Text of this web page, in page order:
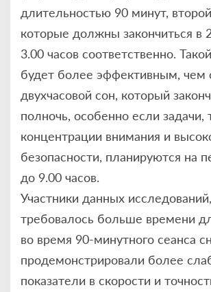
длительностью 90 минут,
которые должны закончиться в
3.00 часов соответственно.
будет более эффективным, чем
двухчасовой сон, который
полночь, особенно если
концентрации внимания и
безопасности, планируются на
до 9.00 часов.
Участники данных
требовалось больше времени
во время 90-минутного сеанса
продемонстрировали более
показатели в скорости и